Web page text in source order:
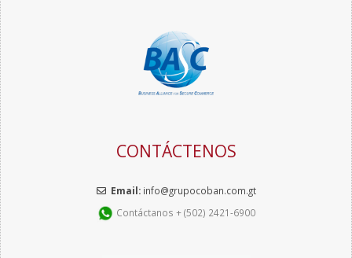
CONTÁCTENOS
Email: info@grupocoban.com.gt
Contáctanos + (502) 2421-6900